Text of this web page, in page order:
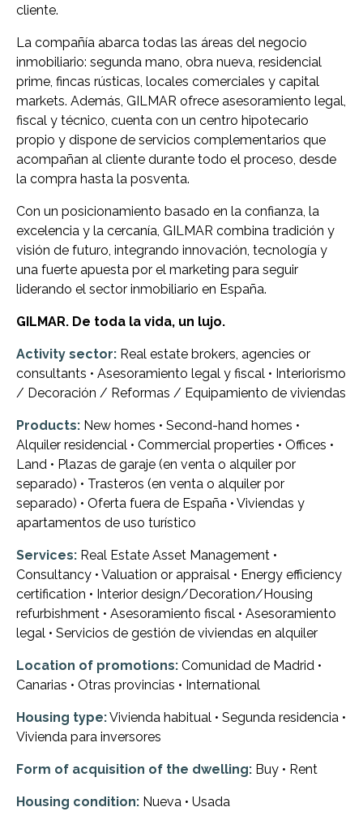
cliente.
La compañía abarca todas las áreas del negocio
inmobiliario: segunda mano, obra nueva, residencial
prime, fincas rústicas, locales comerciales y capital
markets. Además, GILMAR ofrece asesoramiento legal,
fiscal y técnico, cuenta con un centro hipotecario
propio y dispone de servicios complementarios que
acompañan al cliente durante todo el proceso, desde
la compra hasta la posventa.
Con un posicionamiento basado en la confianza, la
excelencia y la cercanía, GILMAR combina tradición y
visión de futuro, integrando innovación, tecnología y
una fuerte apuesta por el marketing para seguir
liderando el sector inmobiliario en España.
GILMAR. De toda la vida, un lujo.
Activity sector: Real estate brokers, agencies or
consultants • Asesoramiento legal y fiscal • Interiorismo
/ Decoración / Reformas / Equipamiento de viviendas
Products: New homes • Second-hand homes •
Alquiler residencial • Commercial properties • Offices •
Land • Plazas de garaje (en venta o alquiler por
separado) • Trasteros (en venta o alquiler por
separado) • Oferta fuera de España • Viviendas y
apartamentos de uso turístico
Services: Real Estate Asset Management •
Consultancy • Valuation or appraisal • Energy efficiency
certification • Interior design/Decoration/Housing
refurbishment • Asesoramiento fiscal • Asesoramiento
legal • Servicios de gestión de viviendas en alquiler
Location of promotions: Comunidad de Madrid •
Canarias • Otras provincias • International
Housing type:Vivienda habitual • Segunda residencia •
Vivienda para inversores
Form of acquisition of the dwelling: Buy • Rent
Housing condition: Nueva • Usada